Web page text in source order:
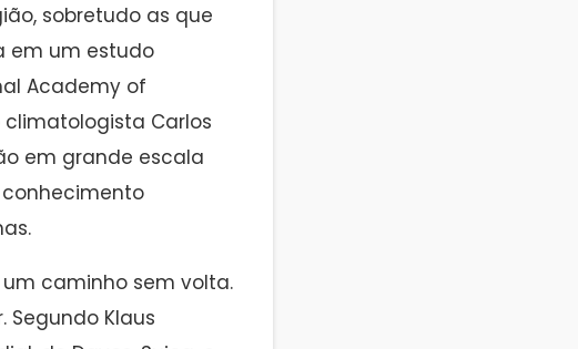
sobretudo as que
em um estudo
Academy of
Carlos
em grande escala
caminho sem volta.
Klaus